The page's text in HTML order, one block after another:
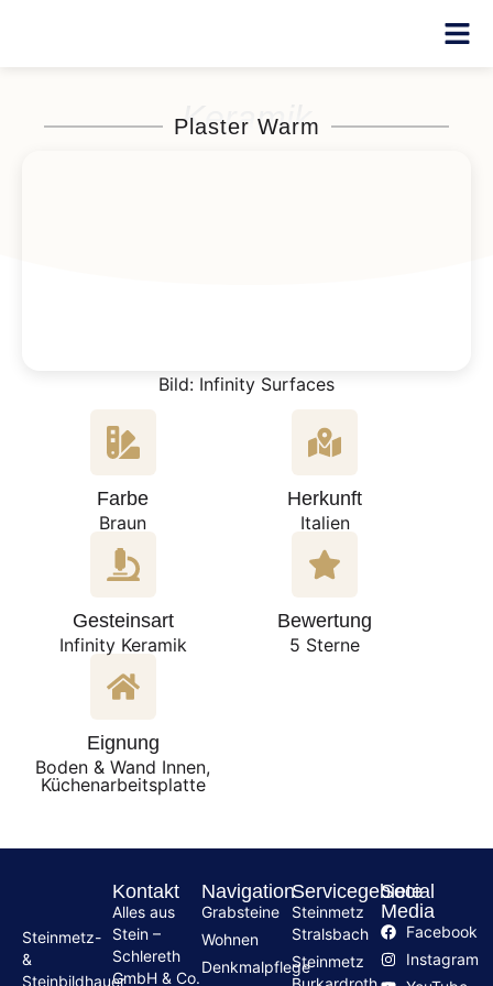
Keramik
Plaster Warm
Bild: Infinity Surfaces
Farbe
Braun
Herkunft
Italien
Gesteinsart
Infinity Keramik
Bewertung
5 Sterne
Eignung
Boden & Wand Innen,
Küchenarbeitsplatte
Steinmetz-
&
Steinbildhauer
Kontakt
Alles aus
Stein –
Schlereth
GmbH & Co.
Navigation
Grabsteine
Wohnen
Denkmalpflege
Servicegebiete
Steinmetz
Stralsbach
Steinmetz
Social
Media
Facebook
Instagram